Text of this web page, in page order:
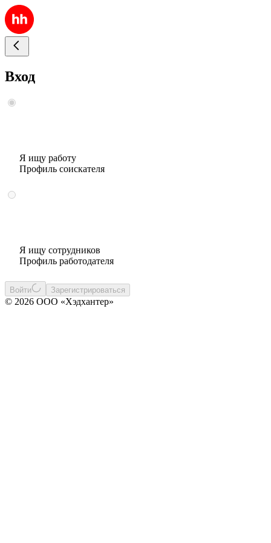
Вход
Я ищу работу
Профиль соискателя
Я ищу сотрудников
Профиль работодателя
Войти Зарегистрироваться
© 2026 ООО «Хэдхантер»